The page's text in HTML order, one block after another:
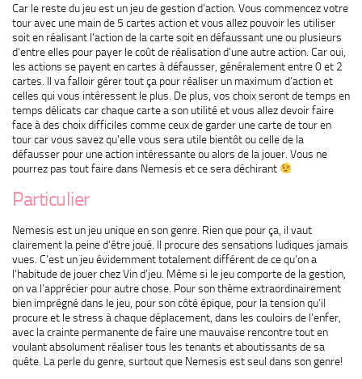
Car le reste du jeu est un jeu de gestion d’action. Vous commencez votre
tour avec une main de 5 cartes action et vous allez pouvoir les utiliser
soit en réalisant l’action de la carte soit en défaussant une ou plusieurs
d’entre elles pour payer le coût de réalisation d’une autre action. Car oui,
les actions se payent en cartes à défausser, généralement entre 0 et 2
cartes. Il va falloir gérer tout ça pour réaliser un maximum d’action et
celles qui vous intéressent le plus. De plus, vos choix seront de temps en
temps délicats car chaque carte a son utilité et vous allez devoir faire
face à des choix difficiles comme ceux de garder une carte de tour en
tour car vous savez qu’elle vous sera utile bientôt ou celle de la
défausser pour une action intéressante ou alors de la jouer. Vous ne
pourrez pas tout faire dans Nemesis et ce sera déchirant
Particulier
Nemesis est un jeu unique en son genre. Rien que pour ça, il vaut
clairement la peine d’être joué. Il procure des sensations ludiques jamais
vues. C’est un jeu évidemment totalement différent de ce qu’on a
l’habitude de jouer chez Vin d’jeu. Même si le jeu comporte de la gestion,
on va l’apprécier pour autre chose. Pour son thème extraordinairement
bien imprégné dans le jeu, pour son côté épique, pour la tension qu’il
procure et le stress à chaque déplacement, dans les couloirs de l’enfer,
avec la crainte permanente de faire une mauvaise rencontre tout en
voulant absolument réaliser tous les tenants et aboutissants de sa
quête. La perle du genre, surtout que Nemesis est seul dans son genre!